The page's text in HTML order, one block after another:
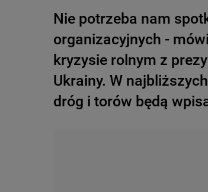
Nie potrzeba nam
organizacyjnych -
kryzysie rolnym z
Ukrainy. W
dróg i torów będą